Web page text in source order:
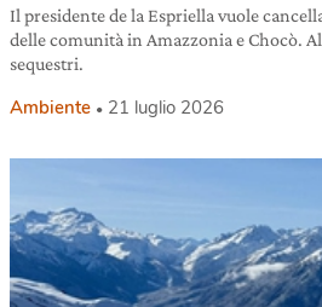
Il presidente de la Espriella vuole
delle comunità in Amazzonia e Chocò.
sequestri.
Ambiente 21 luglio 2026